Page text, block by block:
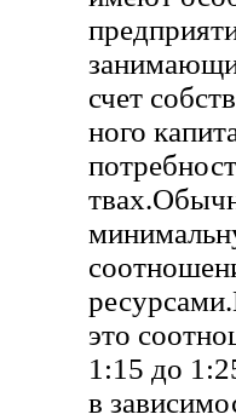
счет
ного
это
1:15 до
в